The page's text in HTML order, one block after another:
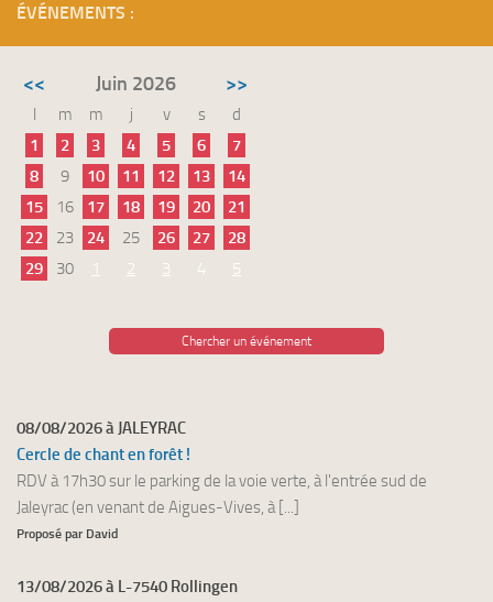
ÉVÉNEMENTS :
<< Juin 2026 >>
l m m j v s
d
1
2 3 4 5 6
7
8
9 10 11 12 13
14
15
16 17 18 19 20
21
22
23 24 25 26 27
28
29
30 1 2 3 4 5
Chercher un événement
08/08/2026 à JALEYRAC
Cercle de chant en forêt !
RDV à 17h30 sur le parking de la voie verte, à l'entrée sud de
Jaleyrac (en venant de Aigues-Vives, à [...]
Proposé par David
13/08/2026 à L-7540 Rollingen